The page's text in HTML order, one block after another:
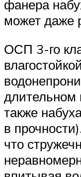
фанера
может даже
ОСП 3-го
длительном
также
в
что